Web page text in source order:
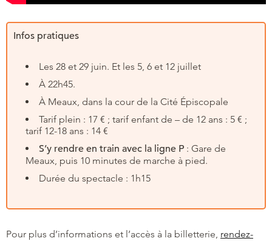
Infos pratiques
Les 28 et 29 juin. Et les 5, 6 et 12 juillet
À 22h45.
À Meaux, dans la cour de la Cité Épiscopale
Tarif plein : 17 € ; tarif enfant de – de 12 ans : 5 € ;
tarif 12-18 ans : 14 €
S’y rendre en train avec la ligne P : Gare de
Meaux, puis 10 minutes de marche à pied.
Durée du spectacle : 1h15
Pour plus d’informations et l’accès à la billetterie, rendez-